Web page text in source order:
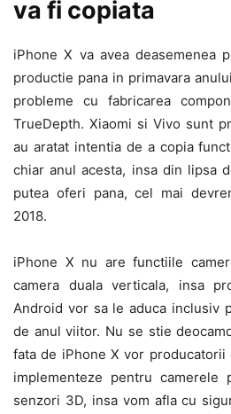
va fi copiata
iPhone X va avea deasemenea
productie pana in primavara
probleme cu fabricarea
TrueDepth. Xiaomi si Vivo sunt
au aratat intentia de a copia
chiar anul acesta, insa din lipsa
putea oferi pana, cel mai
2018.
iPhone X nu are functiile
camera duala verticala, insa
Android vor sa le aduca inclusiv
de anul viitor. Nu se stie
fata de iPhone X vor
implementeze pentru camerele
senzori 3D, insa vom afla cu